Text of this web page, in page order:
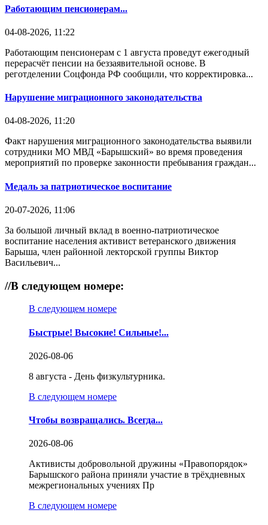
Работающим пенсионерам...
04-08-2026, 11:22
Работающим пенсионерам с 1 августа проведут ежегодный
перерасчёт пенсии на беззаявительной основе. В
реготделении Соцфонда РФ сообщили, что корректировка...
Нарушение миграционного законодательства
04-08-2026, 11:20
Факт нарушения миграционного законодательства выявили
сотрудники МО МВД «Барышский» во время проведения
мероприятий по проверке законности пребывания граждан...
Медаль за патриотическое воспитание
20-07-2026, 11:06
За большой личный вклад в военно-патриотическое
воспитание населения активист ветеранского движения
Барыша, член районной лекторской группы Виктор
Васильевич...
//В следующем номере:
В следующем номере
Быстрые! Высокие! Сильные!...
2026-08-06
8 августа - День физкультурника.
В следующем номере
Чтобы возвращались. Всегда...
2026-08-06
Активисты добровольной дружины «Правопорядок»
Барышского района приняли участие в трёхдневных
межрегиональных учениях Пр
В следующем номере